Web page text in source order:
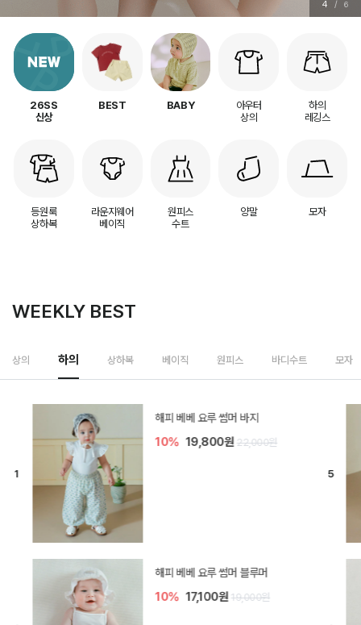
4 / 6
26SS
신상
BEST BABY
아우터
상의
하의
레깅스
등원룩
상하복
라운지웨어
베이직
원피스
수트
양말 모자
WEEKLY BEST
상의 하의 상하복 베이직 원피스 바디수트 모자
[SIZE ~6Y] 델린 린넨 바지
10% 21,600원 24,000원
듀이 아기 바지
10% 17,100원 19,000원